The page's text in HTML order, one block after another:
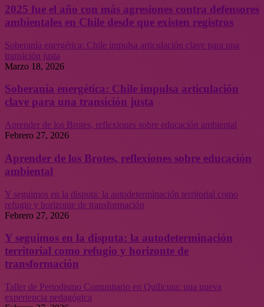
2025 fue el año con más agresiones contra defensores
ambientales en Chile desde que existen registros
Soberanía energética: Chile impulsa articulación clave para una
transición justa
Marzo 18, 2026
Soberanía energética: Chile impulsa articulación
clave para una transición justa
Aprender de los Brotes, reflexiones sobre educación ambiental
Febrero 27, 2026
Aprender de los Brotes, reflexiones sobre educación
ambiental
Y seguimos en la disputa: la autodeterminación territorial como
refugio y horizonte de transformación
Febrero 27, 2026
Y seguimos en la disputa: la autodeterminación
territorial como refugio y horizonte de
transformación
Taller de Periodismo Comunitario en Quilicura: una nueva
experiencia pedagógica